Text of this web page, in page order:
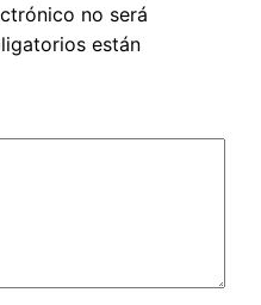
no será
están